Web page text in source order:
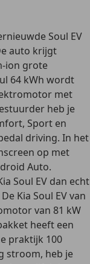
Soul EV
auto krijgt
ion grote
64 kWh wordt
met
heb je
Sport en
driving. In het
op met
Auto.
Soul EV dan echt
Kia Soul EV van
van 81 kW
heeft een
praktijk 100
stroom, heb je